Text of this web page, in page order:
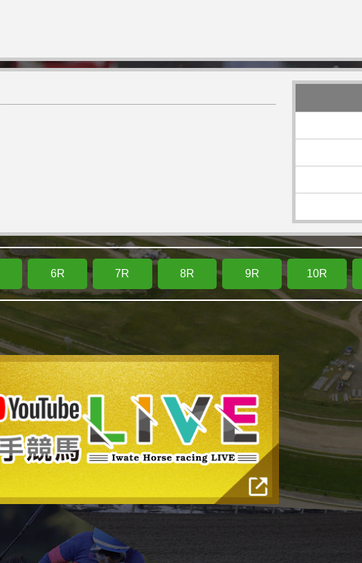
6R 7R 8R 9R 10R